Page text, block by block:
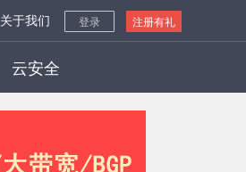
关于我们 登录 注册有礼
云安全